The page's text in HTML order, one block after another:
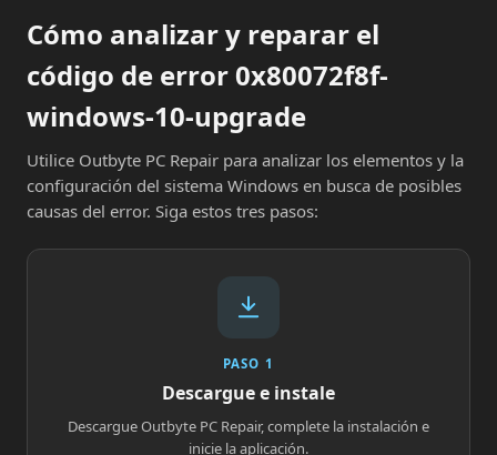
Cómo analizar y reparar el
código de error 0x80072f8f-
windows-10-upgrade
Utilice Outbyte PC Repair para analizar los elementos y la
configuración del sistema Windows en busca de posibles
causas del error. Siga estos tres pasos:
PASO 1
Descargue e instale
Descargue Outbyte PC Repair, complete la instalación e
inicie la aplicación.